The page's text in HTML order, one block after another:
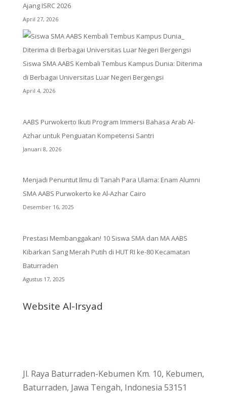
Ajang ISRC 2026
April 27, 2026
Siswa SMA AABS Kembali Tembus Kampus Dunia: Diterima
di Berbagai Universitas Luar Negeri Bergengsi
April 4, 2026
AABS Purwokerto Ikuti Program Immersi Bahasa Arab Al-
Azhar untuk Penguatan Kompetensi Santri
Januari 8, 2026
Menjadi Penuntut Ilmu di Tanah Para Ulama: Enam Alumni
SMA AABS Purwokerto ke Al-Azhar Cairo
Desember 16, 2025
Prestasi Membanggakan! 10 Siswa SMA dan MA AABS
Kibarkan Sang Merah Putih di HUT RI ke-80 Kecamatan
Baturraden
Agustus 17, 2025
Website Al-Irsyad
Jl. Raya Baturraden-Kebumen Km. 10, Kebumen,
Baturraden, Jawa Tengah, Indonesia 53151